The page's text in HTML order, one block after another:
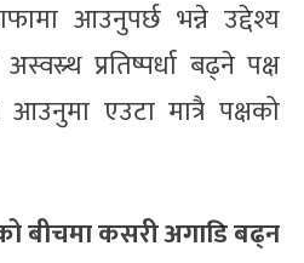
आउनुपर्छ भन्ने उद्देश्य
प्रतिष्पर्धा बढ्ने पक्ष
एउटा मात्रै पक्षको
बीचमा कसरी अगाडि बढ्न